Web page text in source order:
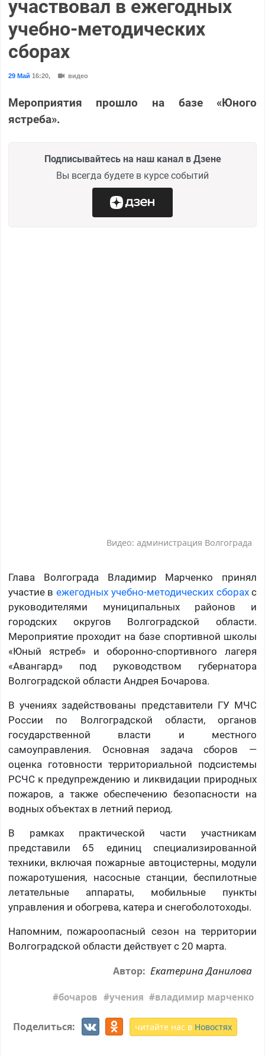
участвовал в ежегодных
учебно-методических
сборах
29 Май 16:20, видео
Мероприятия прошло на базе «Юного
ястреба».
Подписывайтесь на наш канал в Дзене
Вы всегда будете в курсе событий
Видео: администрация Волгограда
Глава Волгограда Владимир Марченко принял
участие вежегодных учебно-методических сборахс
руководителями муниципальных районов и
городских округов Волгоградской области.
Мероприятие проходит на базе спортивной школы
«Юный ястреб» и оборонно-спортивного лагеря
«Авангард» под руководством губернатора
Волгоградской области Андрея Бочарова.
В учениях задействованы представители ГУ МЧС
России по Волгоградской области, органов
государственной власти и местного
самоуправления. Основная задача сборов —
оценка готовности территориальной подсистемы
РСЧС к предупреждению и ликвидации природных
пожаров, а также обеспечению безопасности на
водных объектах в летний период.
В рамках практической части участникам
представили 65 единиц специализированной
техники, включая пожарные автоцистерны, модули
пожаротушения, насосные станции, беспилотные
летательные аппараты, мобильные пункты
управления и обогрева, катера и снегоболотоходы.
Напомним, пожароопасный сезон на территории
Волгоградской области действует с 20 марта.
Автор: Екатерина Данилова
бочаров учения владимир марченко
Поделиться: читайте нас в Новостях